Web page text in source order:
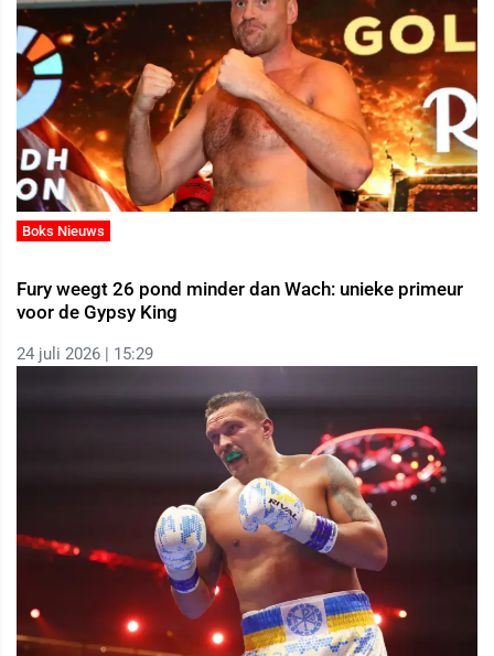
Boks Nieuws
Fury weegt 26 pond minder dan Wach: unieke primeur
voor de Gypsy King
24 juli 2026 | 15:29